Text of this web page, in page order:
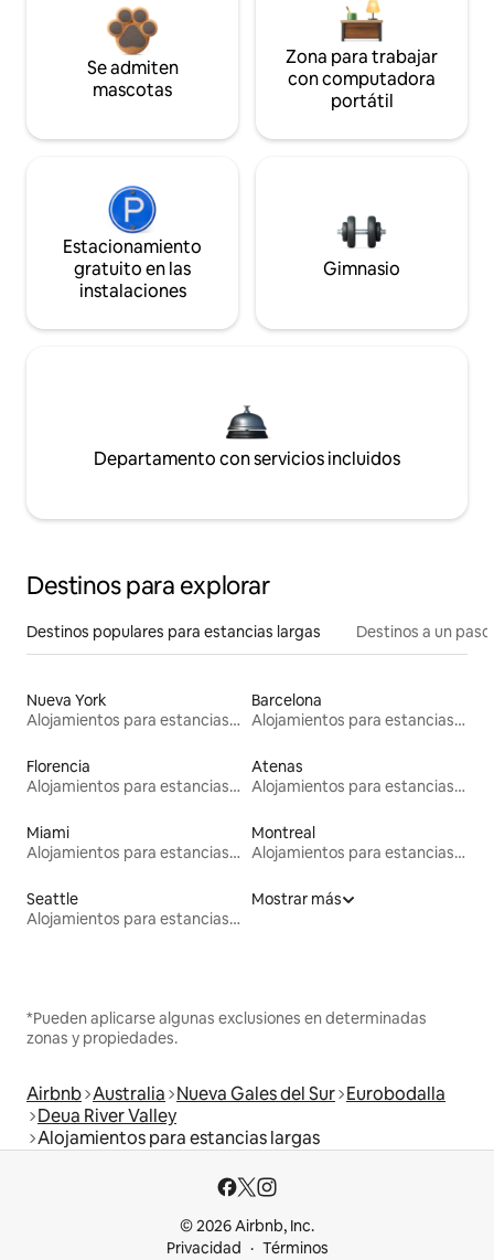
Se admiten
mascotas
Zona para trabajar
con computadora
portátil
Estacionamiento
gratuito en las
instalaciones
Gimnasio
Departamento con servicios incluidos
Destinos para explorar
Destinos populares para estancias largas Destinos a un
Nueva York
Alojamientos para estancias largas
Barcelona
Alojamientos para estancias largas
Florencia
Alojamientos para estancias largas
Atenas
Alojamientos para estancias largas
Miami
Alojamientos para estancias largas
Montreal
Alojamientos para estancias largas
Seattle
Alojamientos para estancias largas
Mostrar más
*Pueden aplicarse algunas exclusiones en determinadas
zonas y propiedades.
Airbnb Australia Nueva Gales del Sur Eurobodalla
Deua River Valley
Alojamientos para estancias largas
© 2026 Airbnb, Inc.
Privacidad
Términos